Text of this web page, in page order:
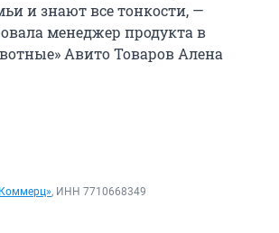
и знают все тонкости, —
менеджер продукта в
Авито Товаров Алена
, ИНН 7710668349